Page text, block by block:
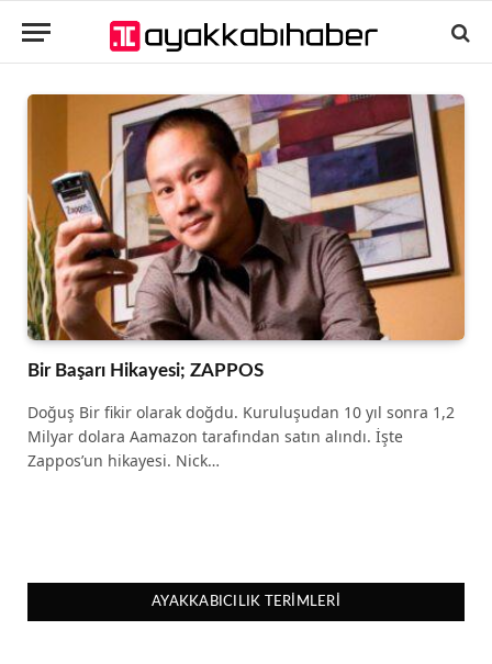
Bir Başarı Hikayesi; ZAPPOS
Doğuş Bir fikir olarak doğdu. Kuruluşudan 10 yıl sonra 1,2
Milyar dolara Aamazon tarafından satın alındı. İşte
Zappos’un hikayesi. Nick…
AYAKKABICILIK TERIMLERI